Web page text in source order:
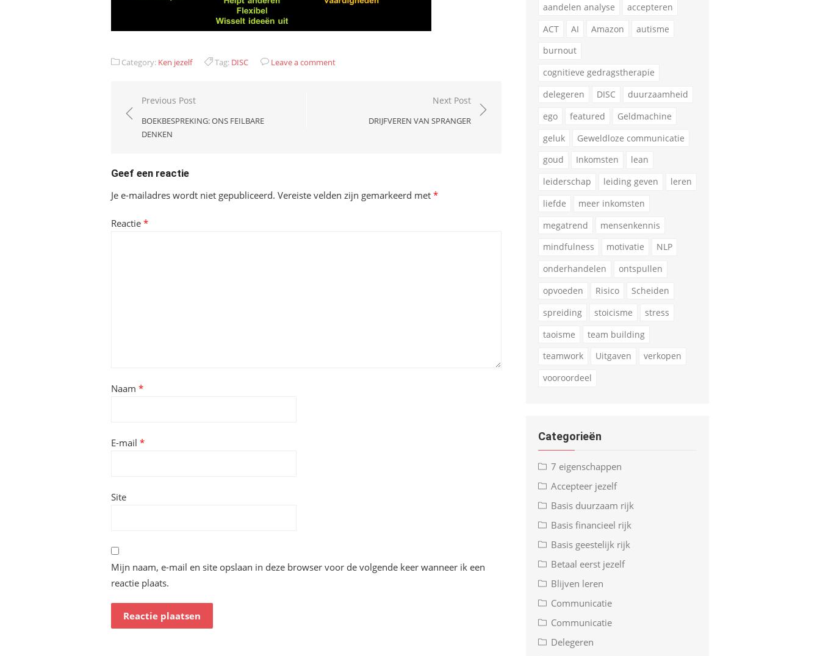
Category: Ken jezelf Tag: DISC Leave a comment
Bericht
navigatie
Previous Post
BOEKBESPREKING: ONS FEILBARE
DENKEN
Next Post
DRIJFVEREN VAN SPRANGER
Geef een reactie
Je e-mailadres wordt niet gepubliceerd. Vereiste velden zijn gemarkeerd met *
Reactie *
Naam *
E-mail *
Site
Mijn naam, e-mail en site opslaan in deze browser voor de volgende keer wanneer ik een
reactie plaats.
aandelen analyse
accepteren
ACT
AI Amazon
autisme
burnout
cognitieve gedragstherapie
delegeren
DISC
duurzaamheid
ego
featured
Geldmachine
geluk
Geweldloze communicatie
goud
Inkomsten
lean
leiderschap
leiding geven
leren
liefde
meer inkomsten
megatrend
mensenkennis
mindfulness
motivatie
NLP
onderhandelen
ontspullen
opvoeden
Risico
Scheiden
spreiding
stoicisme
stress
taoisme
team building
teamwork
Uitgaven
verkopen
vooroordeel
Categorieën
7 eigenschappen
Accepteer jezelf
Basis duurzaam rijk
Basis financieel rijk
Basis geestelijk rijk
Betaal eerst jezelf
Blijven leren
Communicatie
Communicatie
Delegeren